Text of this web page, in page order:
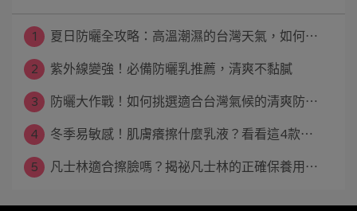
1 夏日防曬全攻略：高溫潮濕的台灣天氣，如何⋯
2 紫外線變強！必備防曬乳推薦，清爽不黏膩
3 防曬大作戰！如何挑選適合台灣氣候的清爽防⋯
4 冬季易敏感！肌膚癢擦什麼乳液？看看這4款⋯
5 凡士林適合擦臉嗎？揭祕凡士林的正確保養用⋯